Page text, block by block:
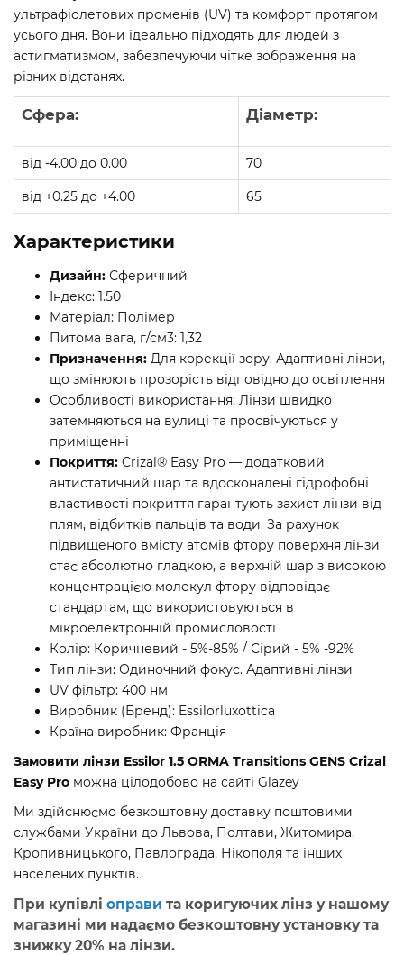
ультрафіолетових променів (UV) та комфорт протягом
усього дня. Вони ідеально підходять для людей з
астигматизмом, забезпечуючи чітке зображення на
різних відстанях.
Сфера: Діаметр:
від -4.00 до 0.00 70
від +0.25 до +4.00 65
Характеристики
Дизайн: Сферичний
Індекс: 1.50
Матеріал: Полімер
Питома вага, г/см3: 1,32
Призначення: Для корекції зору. Адаптивні лінзи,
що змінюють прозорість відповідно до освітлення
Особливості використання: Лінзи швидко
затемняються на вулиці та просвічуються у
приміщенні
Покриття: Crizal® Easy Pro — додатковий
антистатичний шар та вдосконалені гідрофобні
властивості покриття гарантують захист лінзи від
плям, відбитків пальців та води. За рахунок
підвищеного вмісту атомів фтору поверхня лінзи
стає абсолютно гладкою, а верхній шар з високою
концентрацією молекул фтору відповідає
стандартам, що використовуються в
мікроелектронній промисловості
Колір: Коричневий - 5%-85% / Сірий - 5% -92%
Тип лінзи: Одиночний фокус. Адаптивні лінзи
UV фільтр: 400 нм
Виробник (Бренд): Essilorluxottica
Країна виробник: Франція
Замовити лінзи Essilor 1.5 ORMA Transitions GENS Crizal
Easy Pro можна цілодобово на сайті Glazey
Ми здійснюємо безкоштовну доставку поштовими
службами України до Львова, Полтави, Житомира,
Кропивницького, Павлограда, Нікополя та інших
населених пунктів.
При купівлі оправи та коригуючих лінз у нашому
магазині ми надаємо безкоштовну установку та
знижку 20% на лінзи.